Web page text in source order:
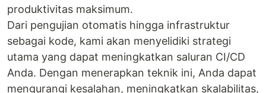
produktivitas maksimum.
Dari pengujian otomatis hingga infrastruktur
sebagai kode, kami akan menyelidiki strategi
utama yang dapat meningkatkan saluran CI/CD
Anda. Dengan menerapkan teknik ini, Anda dapat
mengurangi kesalahan, meningkatkan skalabilitas,